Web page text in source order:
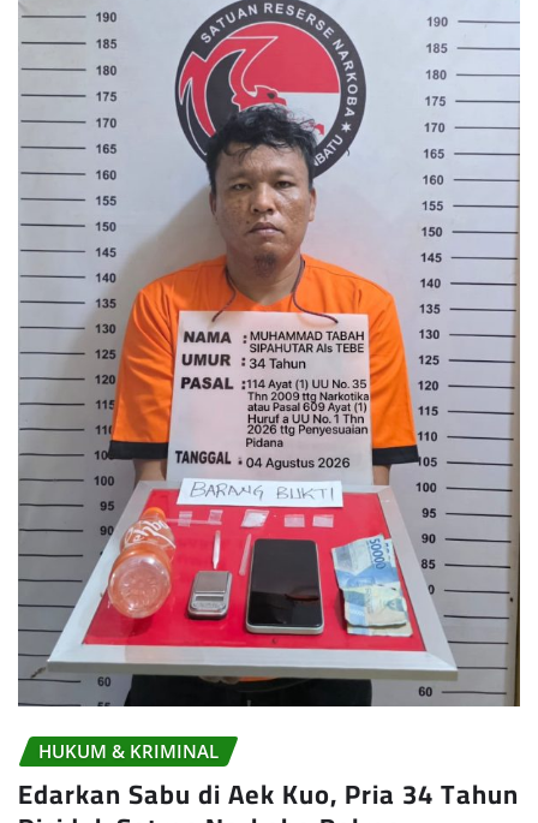
HUKUM & KRIMINAL
Edarkan Sabu di Aek Kuo, Pria 34 Tahun